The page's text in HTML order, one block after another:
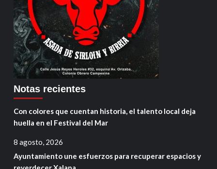
Notas recientes
Con colores que cuentan historia, el talento local deja
huella en el Festival del Mar
8 agosto, 2026
Ayuntamiento une esfuerzos para recuperar espacios y